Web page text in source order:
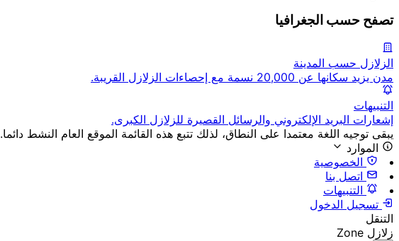
تصفح حسب الجغرافيا
الزلازل حسب المدينة
مدن يزيد سكانها عن 20,000 نسمة مع إحصاءات الزلازل القريبة.
التنبيهات
إشعارات البريد الإلكتروني والرسائل القصيرة للزلازل الكبرى.
يبقى توجيه اللغة معتمدا على النطاق، لذلك تتبع هذه القائمة الموقع العام النشط دائما.
الموارد
الخصوصية
اتصل بنا
التنبيهات
تسجيل الدخول
التنقل
زلازل Zone